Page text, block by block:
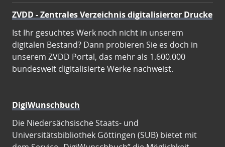
ZVDD - Zentrales Verzeichnis digitalisierter Drucke
Ist Ihr gesuchtes Werk noch nicht in unserem
digitalen Bestand? Dann probieren Sie es doch in
unserem ZVDD Portal, das mehr als 1.600.000
bundesweit digitalisierte Werke nachweist.
DigiWunschbuch
Die Niedersächsische Staats- und
Universitätsbibliothek Göttingen (SUB) bietet mit